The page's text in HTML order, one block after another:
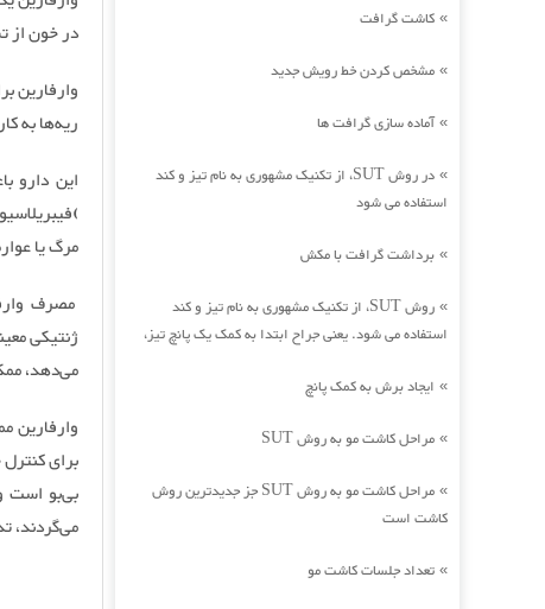
در خون از
وارفارین
ریه‌ها به
این دارو
مرگ یا
مصرف
ژنتیکی
می‌دهد،
وارفارین
برای
بی‌بو است
می‌‌گردند،
» کاشت گرافت
» مشخص کردن خط رویش جدید
»آماده سازی گرافت ها
»
در روش SUT، از تکنیک مشهوری به نام تیز و کند
استفاده می شود
» برداشت گرافت با مکش
»
روش SUT، از تکنیک مشهوری به نام تیز و کند
استفاده می شود. یعنی جراح ابتدا به کمک یک پانچ تیز،
» ایجاد برش به کمک پانچ
» مراحل کاشت مو به روش SUT
»
مراحل کاشت مو به روش SUT جز جدیدترین روش
کاشت است
» تعداد جلسات کاشت مو